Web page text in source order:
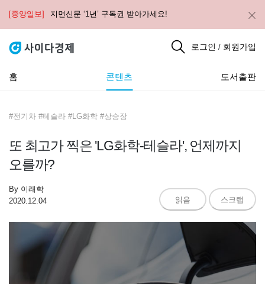
[중앙일보] 지면신문 ‘1년’ 구독권 받아가세요!
로그인 / 회원가입
홈 콘텐츠 도서출판
#전기차 #테슬라 #LG화학 #상승장
또 최고가 찍은 'LG화학-테슬라', 언제까지
오를까?
By 이래학
2020.12.04
읽음 스크랩